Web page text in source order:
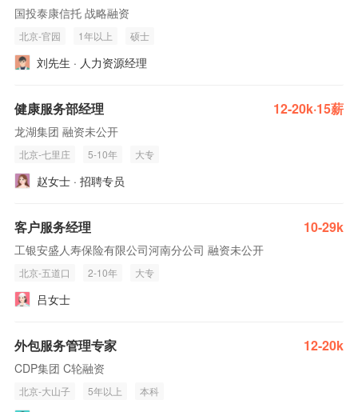
国投泰康信托 战略融资
北京-官园 1年以上 硕士
刘先生 · 人力资源经理
健康服务部经理 12-20k·15薪
龙湖集团 融资未公开
北京-七里庄 5-10年 大专
赵女士 · 招聘专员
客户服务经理 10-29k
工银安盛人寿保险有限公司河南分公司 融资未公开
北京-五道口 2-10年 大专
吕女士
外包服务管理专家 12-20k
CDP集团 C轮融资
北京-大山子 5年以上 本科